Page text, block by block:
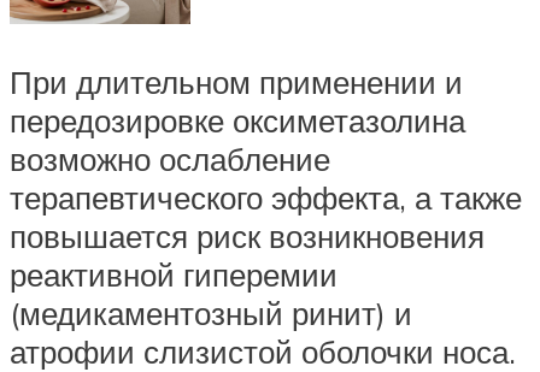
При длительном применении и
передозировке оксиметазолина
возможно ослабление
терапевтического эффекта, а также
повышается риск возникновения
реактивной гиперемии
(медикаментозный ринит) и
атрофии слизистой оболочки носа.